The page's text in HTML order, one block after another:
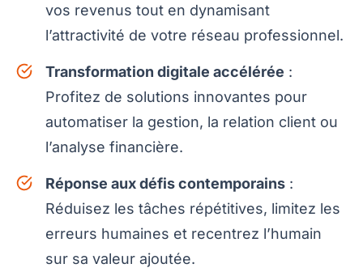
vos revenus tout en dynamisant
l’attractivité de votre réseau professionnel.
Transformation digitale accélérée :
Profitez de solutions innovantes pour
automatiser la gestion, la relation client ou
l’analyse financière.
Réponse aux défis contemporains :
Réduisez les tâches répétitives, limitez les
erreurs humaines et recentrez l’humain
sur sa valeur ajoutée.